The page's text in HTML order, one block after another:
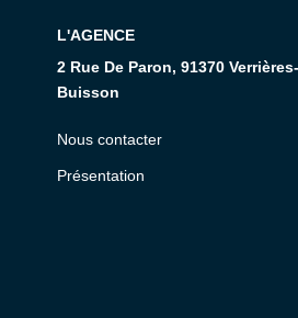
L'AGENCE
2 Rue De Paron, 91370
Buisson
Nous contacter
Présentation